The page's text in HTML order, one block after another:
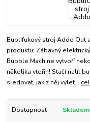
Bublifukový stroj Addo Out
produktu: Zábavný
Bubble Machine vytvoří
několika vteřin! Stačí nalít
sledovat, jak z něj vylet...
Dostupnost